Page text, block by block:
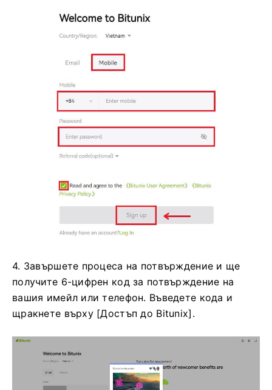
4. Завършете процеса на потвърждение и ще
получите 6-цифрен код за потвърждение на
вашия имейл или телефон. Въведете кода и
щракнете върху [Достъп до Bitunix].